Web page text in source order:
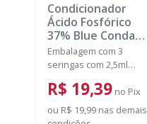
Condicionador
Ácido Fosfórico
37% Blue Condac-
FGM
Embalagem com 3
seringas com 2,5ml
para aplicação.
R$ 19,39 no Pix
ou R$ 19,99 nas demais